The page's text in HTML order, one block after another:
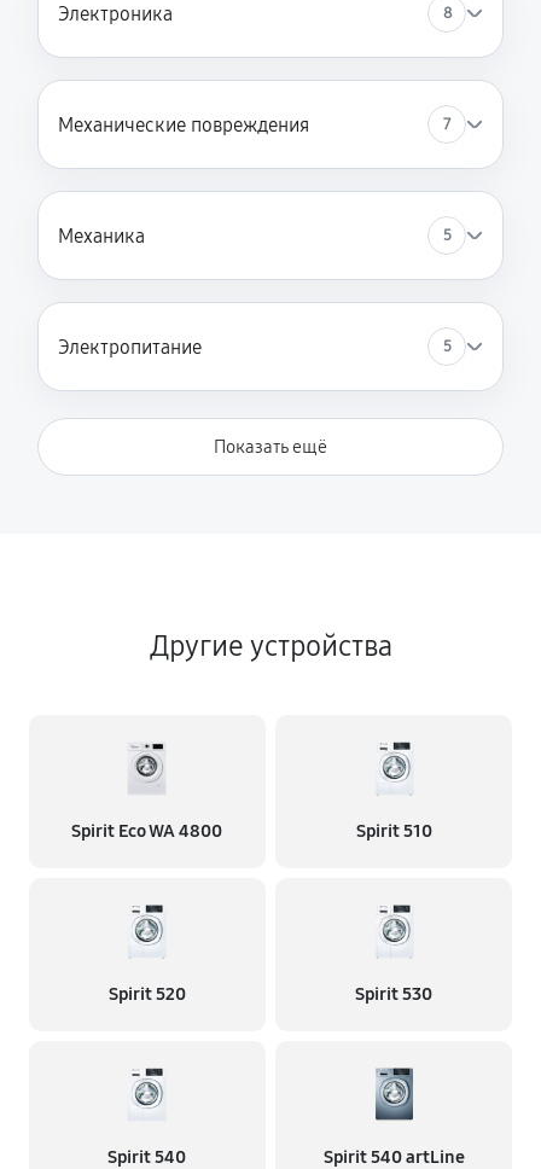
1490 руб
Замена заливного клапана
Электроника 8
Механические повреждения 7
Механика 5
Электропитание 5
Показать ещё
Другие устройства
Spirit Eco WA 4800 Spirit 510
Spirit 520 Spirit 530
Spirit 540 Spirit 540 artLine